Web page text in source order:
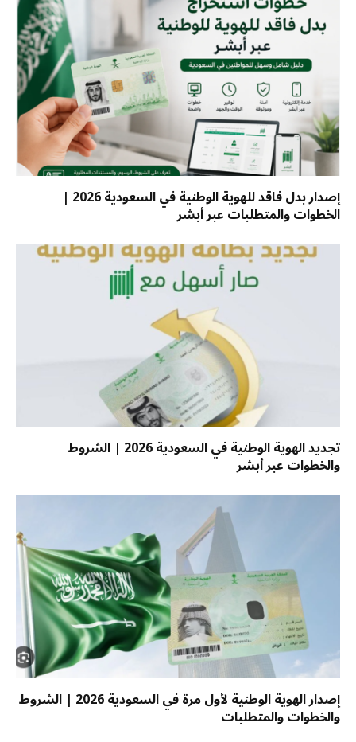
إصدار بدل فاقد للهوية الوطنية في السعودية 2026 |
الخطوات والمتطلبات عبر أبشر
تجديد الهوية الوطنية في السعودية 2026 | الشروط
والخطوات عبر أبشر
إصدار الهوية الوطنية لأول مرة في السعودية 2026 | الشروط
والخطوات والمتطلبات